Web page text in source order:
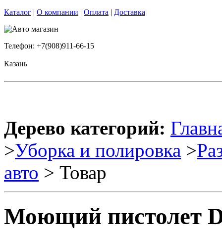
Каталог | О компании | Оплата | Доставка
Телефон: +7(908)911-66-15
Казань
Дерево категорий:
>Уборка и полировка >
авто > Товар
Моющий пистолет